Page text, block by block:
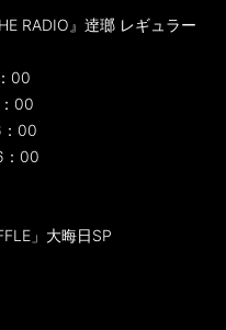
RADIO』逹瑯 レギュラー
00
00
00
：00
」大晦日SP